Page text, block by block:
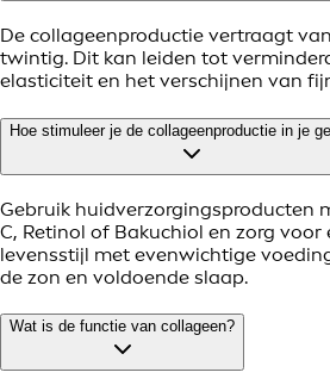
De collageenproductie vertraagt
twintig. Dit kan leiden tot
elasticiteit en het verschijnen van
Hoe stimuleer je de collageenproductie in je
Gebruik huidverzorgingsproducten
C, Retinol of Bakuchiol en zorg voor
levensstijl met evenwichtige
de zon en voldoende slaap.
Wat is de functie van collageen?